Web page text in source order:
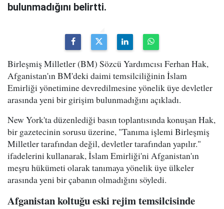
bulunmadığını belirtti.
Birleşmiş Milletler (BM) Sözcü Yardımcısı Ferhan Hak,
Afganistan'ın BM'deki daimi temsilciliğinin İslam
Emirliği yönetimine devredilmesine yönelik üye devletler
arasında yeni bir girişim bulunmadığını açıkladı.
New York'ta düzenlediği basın toplantısında konuşan Hak,
bir gazetecinin sorusu üzerine, "Tanıma işlemi Birleşmiş
Milletler tarafından değil, devletler tarafından yapılır."
ifadelerini kullanarak, İslam Emirliği'ni Afganistan'ın
meşru hükümeti olarak tanımaya yönelik üye ülkeler
arasında yeni bir çabanın olmadığını söyledi.
Afganistan koltuğu eski rejim temsilcisinde